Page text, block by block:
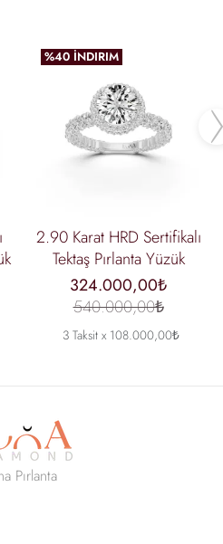
%40 İNDIRIM
2.90 Karat HRD Sertifikalı
Tektaş Pırlanta Yüzük
324.000,00₺
540.000,00₺
3 Taksit x 108.000,00₺
Pırlanta